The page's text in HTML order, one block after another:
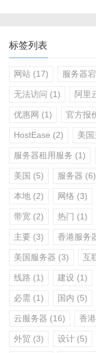
标签列表
网站 (17) 服务器
无法访问 (1) 阿里
优惠网 (1) 官方报
HostEase (2) 美
服务器租用服务 (1)
美国 (5) 服务器 (6)
本地 (2) 网络 (3)
带宽 (2) 热门 (1)
主要 (3) 香港服务
美国服务器 (3) 互
线路 (1) 建设 (1)
必需 (1) 国内 (5)
云服务器 (16) 香
外贸 (3) 设计 (5)